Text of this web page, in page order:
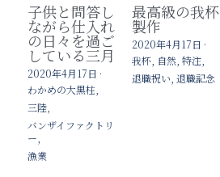
ホテル・旅館業様
バンザイ通信
商品の取扱店さん
ずんだもん三陸椿物語
子供と問答し
ながら仕入れ
の日々を過ご
している三月
2020年4月17日 ·
わかめの大黒柱,
三陸,
バンザイファクトリ
ー,
漁業
最高級の我杯
製作
2020年4月17日 ·
我杯, 自然, 特注,
退職祝い, 退職記念